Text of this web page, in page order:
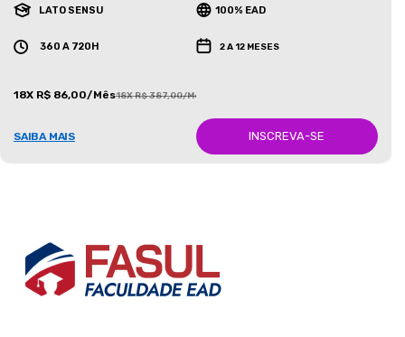
LATO SENSU 100% EAD
360 A 720H 2 A 12 MESES
18X R$ 86,00/Mês18X R$ 387,00/Mês
SAIBA MAIS INSCREVA-SE